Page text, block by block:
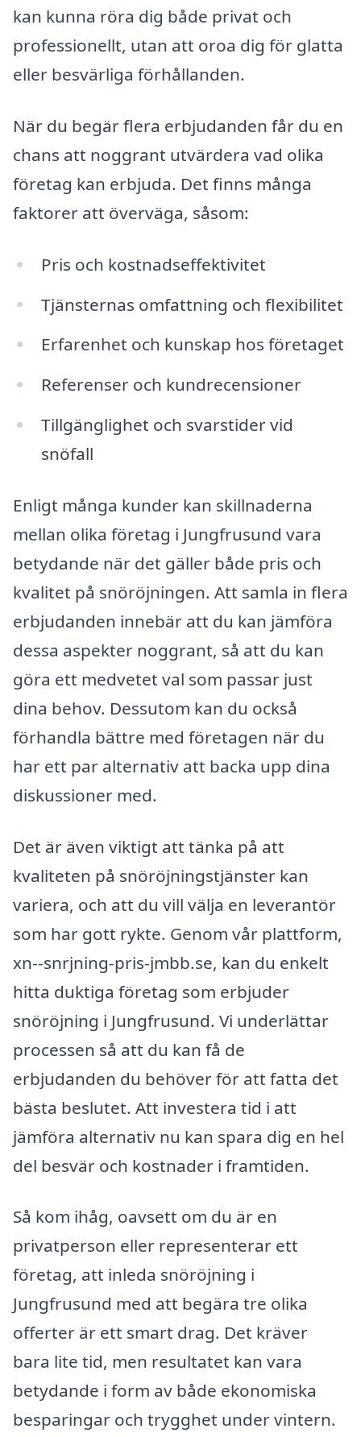
kan kunna röra dig både privat och
professionellt, utan att oroa dig för glatta
eller besvärliga förhållanden.
När du begär flera erbjudanden får du en
chans att noggrant utvärdera vad olika
företag kan erbjuda. Det finns många
faktorer att överväga, såsom:
Pris och kostnadseffektivitet
Tjänsternas omfattning och flexibilitet
Erfarenhet och kunskap hos företaget
Referenser och kundrecensioner
Tillgänglighet och svarstider vid
snöfall
Enligt många kunder kan skillnaderna
mellan olika företag i Jungfrusund vara
betydande när det gäller både pris och
kvalitet på snöröjningen. Att samla in flera
erbjudanden innebär att du kan jämföra
dessa aspekter noggrant, så att du kan
göra ett medvetet val som passar just
dina behov. Dessutom kan du också
förhandla bättre med företagen när du
har ett par alternativ att backa upp dina
diskussioner med.
Det är även viktigt att tänka på att
kvaliteten på snöröjningstjänster kan
variera, och att du vill välja en leverantör
som har gott rykte. Genom vår plattform,
xn--snrjning-pris-jmbb.se, kan du enkelt
hitta duktiga företag som erbjuder
snöröjning i Jungfrusund. Vi underlättar
processen så att du kan få de
erbjudanden du behöver för att fatta det
bästa beslutet. Att investera tid i att
jämföra alternativ nu kan spara dig en hel
del besvär och kostnader i framtiden.
Så kom ihåg, oavsett om du är en
privatperson eller representerar ett
företag, att inleda snöröjning i
Jungfrusund med att begära tre olika
offerter är ett smart drag. Det kräver
bara lite tid, men resultatet kan vara
betydande i form av både ekonomiska
besparingar och trygghet under vintern.